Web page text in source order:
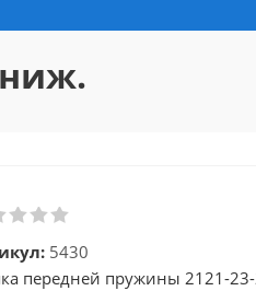
5430
передней пружины 2121-